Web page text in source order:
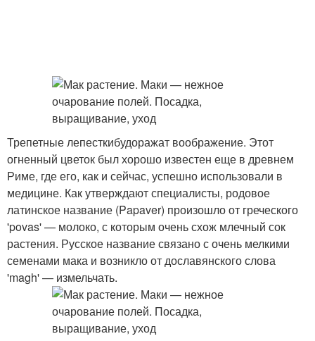
Трепетные лепесткибудоражат воображение. Этот
огненный цветок был хорошо известен еще в древнем
Риме, где его, как и сейчас, успешно использовали в
медицине. Как утверждают специалисты, родовое
латинское название (Papaver) произошло от греческого
'povas' — молоко, с которым очень схож млечный сок
растения. Русское название связано с очень мелкими
семенами мака и возникло от дославянского слова
'magh' — измельчать.